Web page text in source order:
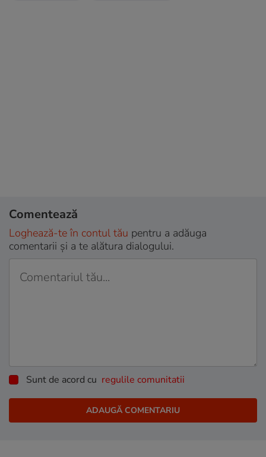
Comentează
Loghează-te în contul tău pentru a adăuga
comentarii și a te alătura dialogului.
Sunt de acord cu regulile comunitatii